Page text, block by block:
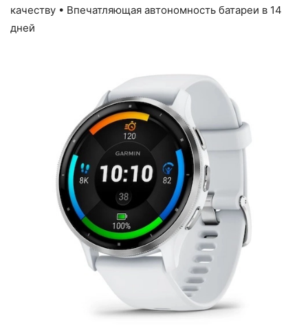
качеству • Впечатляющая автономность батареи в 14
дней